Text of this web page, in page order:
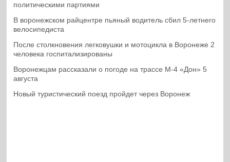
политическими партиями
В воронежском райцентре пьяный водитель сбил 5-летнего
велосипедиста
После столкновения легковушки и мотоцикла в Воронеже 2
человека госпитализированы
Воронежцам рассказали о погоде на трассе М-4 «Дон» 5
августа
Новый туристический поезд пройдет через Воронеж